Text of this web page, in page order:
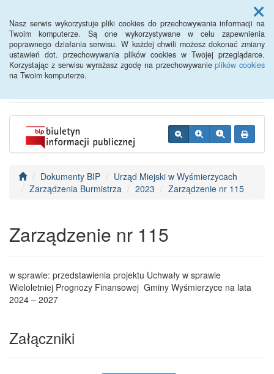
Nasz serwis wykorzystuje pliki cookies do przechowywania informacji na
Twoim komputerze. Są one wykorzystywane w celu zapewnienia
poprawnego działania serwisu. W każdej chwili możesz dokonać zmiany
ustawień dot. przechowywania plików cookies w Twojej przeglądarce.
Korzystając z serwisu wyrażasz zgodę na przechowywanieplików cookies
na Twoim komputerze.
Menu
BIP - Urząd Miejski
Wyśmierzyce
Dokumenty BIP
Urząd Miejski w Wyśmierzycach
Zarządzenia Burmistrza
2023 Zarządzenie nr 115
Zarządzenie nr 115
w sprawie: przedstawienia projektu Uchwały w sprawie
Wieloletniej Prognozy Finansowej Gminy Wyśmierzyce na lata
2024 – 2027
Załączniki